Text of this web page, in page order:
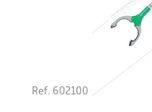
Ref. 602100